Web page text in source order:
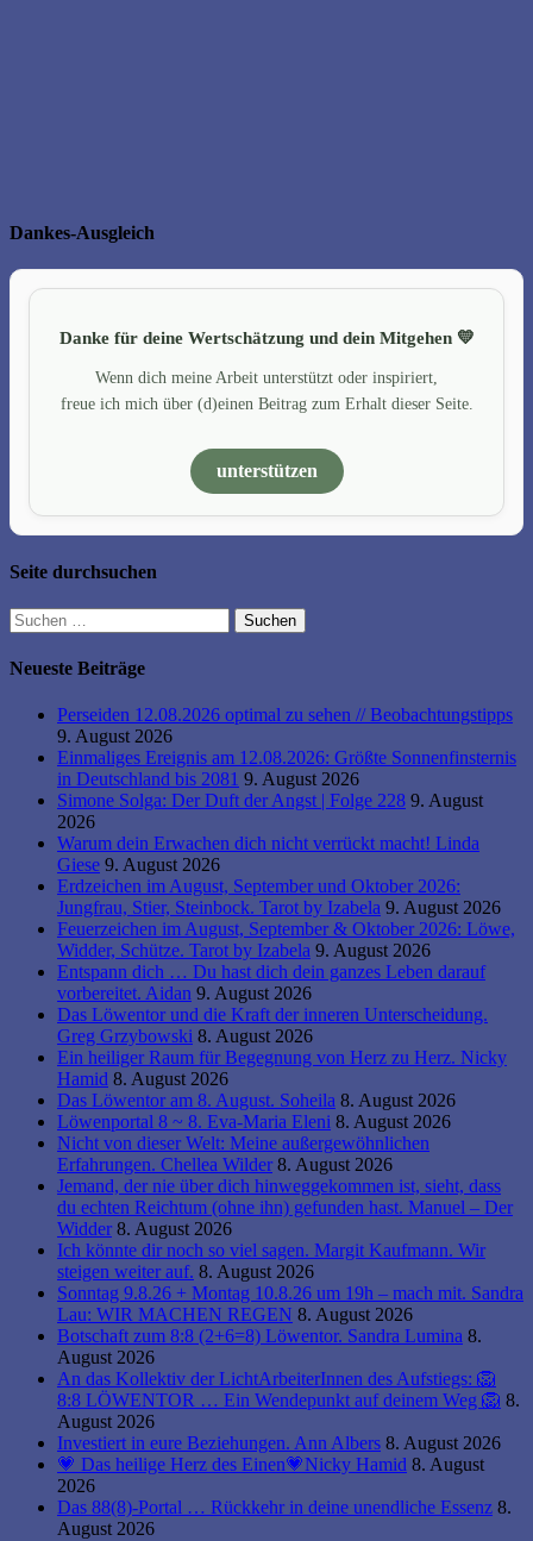
Dankes-Ausgleich
Danke für deine Wertschätzung und dein Mitgehen 💛
Wenn dich meine Arbeit unterstützt oder inspiriert,
freue ich mich über (d)einen Beitrag zum Erhalt dieser Seite.
unterstützen
Seite durchsuchen
Suchen
nach:
Neueste Beiträge
Perseiden 12.08.2026 optimal zu sehen // Beobachtungstipps
9. August 2026
Einmaliges Ereignis am 12.08.2026: Größte Sonnenfinsternis
in Deutschland bis 2081 9. August 2026
Simone Solga: Der Duft der Angst | Folge 228 9. August
2026
Warum dein Erwachen dich nicht verrückt macht! Linda
Giese 9. August 2026
Erdzeichen im August, September und Oktober 2026:
Jungfrau, Stier, Steinbock. Tarot by Izabela 9. August 2026
Feuerzeichen im August, September & Oktober 2026: Löwe,
Widder, Schütze. Tarot by Izabela 9. August 2026
Entspann dich … Du hast dich dein ganzes Leben darauf
vorbereitet. Aidan 9. August 2026
Das Löwentor und die Kraft der inneren Unterscheidung.
Greg Grzybowski 8. August 2026
Ein heiliger Raum für Begegnung von Herz zu Herz. Nicky
Hamid 8. August 2026
Das Löwentor am 8. August. Soheila 8. August 2026
Löwenportal 8 ~ 8. Eva-Maria Eleni 8. August 2026
Nicht von dieser Welt: Meine außergewöhnlichen
Erfahrungen. Chellea Wilder 8. August 2026
Jemand, der nie über dich hinweggekommen ist, sieht, dass
du echten Reichtum (ohne ihn) gefunden hast. Manuel – Der
Widder 8. August 2026
Ich könnte dir noch so viel sagen. Margit Kaufmann. Wir
steigen weiter auf. 8. August 2026
Sonntag 9.8.26 + Montag 10.8.26 um 19h – mach mit. Sandra
Lau: WIR MACHEN REGEN 8. August 2026
Botschaft zum 8:8 (2+6=8) Löwentor. Sandra Lumina 8.
August 2026
An das Kollektiv der LichtArbeiterInnen des Aufstiegs: 🦁
8:8 LÖWENTOR … Ein Wendepunkt auf deinem Weg 🦁 8.
August 2026
Investiert in eure Beziehungen. Ann Albers 8. August 2026
💗 Das heilige Herz des Einen💗Nicky Hamid 8. August
2026
Das 88(8)-Portal … Rückkehr in deine unendliche Essenz 8.
August 2026